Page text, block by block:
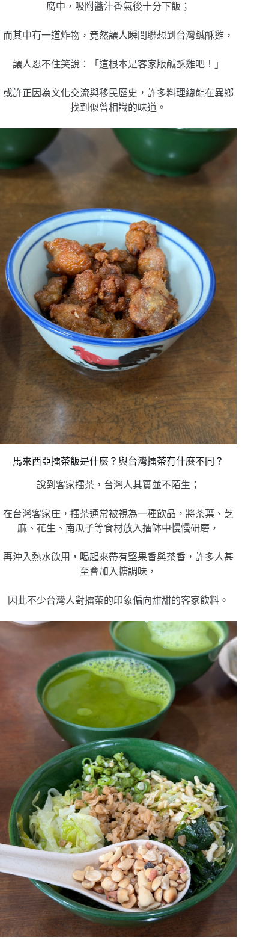
腐中，吸附醬汁香氣後十分下飯；
而其中有一道炸物，竟然讓人瞬間聯想到台灣鹹酥雞，
讓人忍不住笑說：「這根本是客家版鹹酥雞吧！」
或許正因為文化交流與移民歷史，許多料理總能在異鄉
找到似曾相識的味道。
馬來西亞擂茶飯是什麼？與台灣擂茶有什麼不同？
說到客家擂茶，台灣人其實並不陌生；
在台灣客家庄，擂茶通常被視為一種飲品，將茶葉、芝
麻、花生、南瓜子等食材放入擂缽中慢慢研磨，
再沖入熱水飲用，喝起來帶有堅果香與茶香，許多人甚
至會加入糖調味，
因此不少台灣人對擂茶的印象偏向甜甜的客家飲料。